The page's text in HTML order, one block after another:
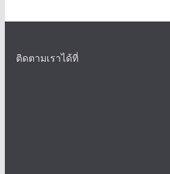
ติดตามเราได้ที่